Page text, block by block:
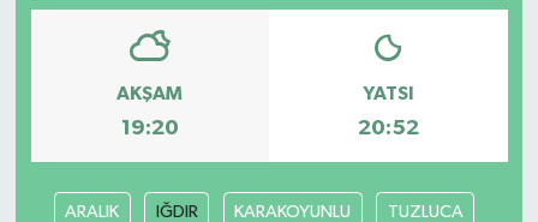
AKŞAM
19:20
YATSI
20:52
ARALIK IĞDIR KARAKOYUNLU TUZLUCA